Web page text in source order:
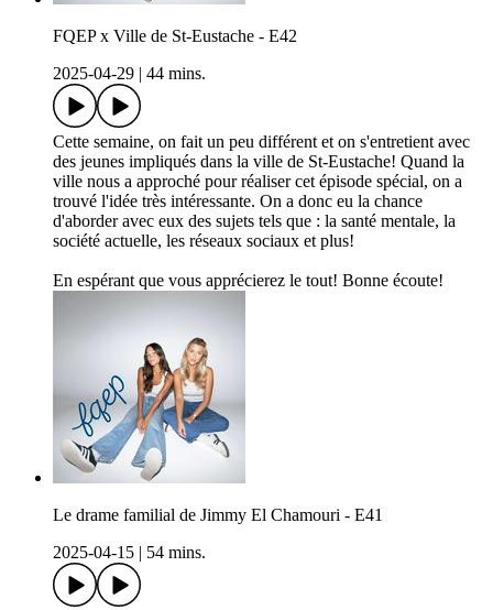
FQEP x Ville de St-Eustache - E42
2025-04-29
44 mins.
Cette semaine, on fait un peu différent et on s'entretient avec
des jeunes impliqués dans la ville de St-Eustache! Quand la
ville nous a approché pour réaliser cet épisode spécial, on a
trouvé l'idée très intéressante. On a donc eu la chance
d'aborder avec eux des sujets tels que : la santé mentale, la
société actuelle, les réseaux sociaux et plus!
En espérant que vous apprécierez le tout! Bonne écoute!
Le drame familial de Jimmy El Chamouri - E41
2025-04-15
54 mins.